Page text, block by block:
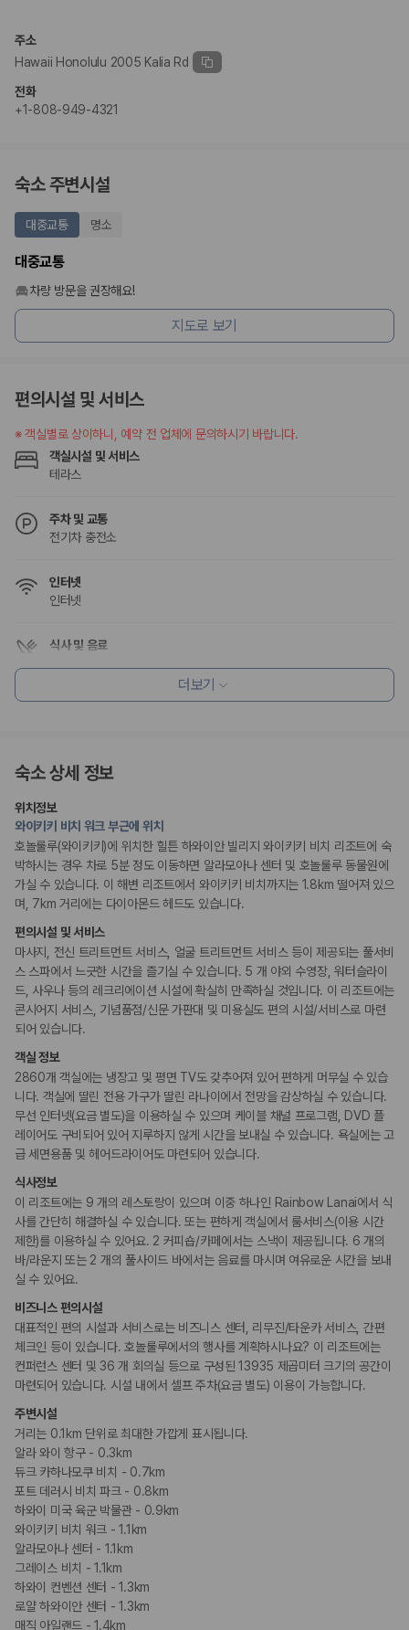
완전자차와 슈퍼자차는 업체별 보장 범위가 다를 수 있습니다. 카모아에서
는 제주 렌트카 가격과 함께 보험 조건을 비교해 여행 스타일에 맞는 보장
수준을 선택할 수 있습니다.
3. 제주공항 접근성과 셔틀 조건을 함께 확인하세요
하는 것이 좋습니다.
제주도 렌트카 차종별 가격비교
경차·소형차
혼자 또는 2인 여행에 적합하며 제주 렌트카 최저가를 찾는 사용자
가 가장 먼저 비교하는 차종입니다.
준중형·중형차
커플·친구 여행에서 많이 선택되며 가격과 승차감의 균형이 좋은 차
종입니다.
량 연식을 함께 비교하는 것이 좋습니다.
승합차·대형차
단체 여행이나 4인 이상 가족 여행에 적합하며 인원수, 짐 공간, 보
험 조건을 함께 확인해야 합니다.
제주렌트카 보험까지 비교해야 진짜 가격비교입
니다
건을 함께 확인할 수 있도록 돕습니다.
완전자차:보상 한도 내에서 면책금 부담이 줄어드는 보험 조건입니
슈퍼자차:더 높은 보장 조건을 원하는 사용자에게 적합합니다.
격비교 플랫폼입니다.
누적 이용 고객수
20,871,562명
사용자 리뷰
175,206건
예약 가능 차량
67,123대
전국 렌트카 지점
1,829 개
제주렌트카 가격비교 자주 묻는 질문
Q. 제주렌트카 가격비교는 카모아에서 어떻게 하나요?
A. 대여일, 반납일, 인수 지역을 선택하면 제주도 렌트카 업체별 가격, 차종,
보험 조건, 예약 가능 차량을 한 번에 비교할 수 있습니다.
Q. 제주 렌트카 최저가는 무엇을 기준으로 비교해야 하나요?
Q. 제주공항 근처 렌트카도 비교할 수 있나요?
Q. 제주 렌트카 가격비교 시 보험도 함께 비교할 수 있나요?
Q. 가족 여행에는 어떤 제주 렌트카를 비교해야 하나요?
제주렌트카 가격비교 주요 링크
제주도 렌트카 실시간 최저가 가격비교
제주 렌트카 예약
국내 렌트카 가격비교
해외 렌트카 가격비교
카모아 사이트맵
주소
Hawaii Honolulu 2005 Kalia Rd
전화
+1-808-949-4321
숙소 주변시설
대중교통 명소
대중교통
차량 방문을 권장해요!
지도로 보기
편의시설 및 서비스
※객실별로 상이하니, 예약 전 업체에 문의하시기 바랍니다.
객실시설 및 서비스
테라스
주차 및 교통
전기차 충전소
인터넷
인터넷
식사 및 음료
ATM/은행업무
엘리베이터
피크닉 공간
정원
리셉션 서비스
주차 대행
드라이클리닝/세탁서비스
콘시어지 서비스
간편 체크인/체크아웃
포터/벨보이
리무진 또는 타운카 서비스 이용가능
다국어 구사 가능 직원
웰빙 및 피트니스
사우나/스파
액티비티
골프시설
윈드서핑
자전거 대여
수영장
워터파크
스노쿨링
요가/필라테스
키즈
어린이 수영장
비즈니스
비즈니스 센터
컨퍼런스 센터
회의공간
연회장
장애인 편의시설
휠체어로 이용가능한 주차장
휠체어 이용 가능 화장실
휠체어로 이용 가능
흡연 시설
지정 흡연 구역
더보기
숙소 상세 정보
위치정보
와이키키 비치 워크 부근에 위치
호놀룰루(와이키키)에 위치한 힐튼 하와이안 빌리지 와이키키 비치 리조트에 숙
박하시는 경우 차로 5분 정도 이동하면 알라모아나 센터 및 호놀룰루 동물원에
가실 수 있습니다. 이 해변 리조트에서 와이키키 비치까지는 1.8km 떨어져 있으
며, 7km 거리에는 다이아몬드 헤드도 있습니다.
편의시설 및 서비스
마사지, 전신 트리트먼트 서비스, 얼굴 트리트먼트 서비스 등이 제공되는 풀서비
스 스파에서 느긋한 시간을 즐기실 수 있습니다. 5 개 야외 수영장, 워터슬라이
드, 사우나 등의 레크리에이션 시설에 확실히 만족하실 것입니다. 이 리조트에는
콘시어지 서비스, 기념품점/신문 가판대 및 미용실도 편의 시설/서비스로 마련
되어 있습니다.
객실 정보
2860개 객실에는 냉장고 및 평면 TV도 갖추어져 있어 편하게 머무실 수 있습
니다. 객실에 딸린 전용 가구가 딸린 라나이에서 전망을 감상하실 수 있습니다.
무선 인터넷(요금 별도)을 이용하실 수 있으며 케이블 채널 프로그램, DVD 플
레이어도 구비되어 있어 지루하지 않게 시간을 보내실 수 있습니다. 욕실에는 고
급 세면용품 및 헤어드라이어도 마련되어 있습니다.
식사정보
이 리조트에는 9 개의 레스토랑이 있으며 이중 하나인 Rainbow Lanai에서 식
사를 간단히 해결하실 수 있습니다. 또는 편하게 객실에서 룸서비스(이용 시간
제한)를 이용하실 수 있어요. 2 커피숍/카페에서는 스낵이 제공됩니다. 6 개의
바/라운지 또는 2 개의 풀사이드 바에서는 음료를 마시며 여유로운 시간을 보내
실 수 있어요.
비즈니스 편의시설
대표적인 편의 시설과 서비스로는 비즈니스 센터, 리무진/타운카 서비스, 간편
체크인 등이 있습니다. 호놀룰루에서의 행사를 계획하시나요? 이 리조트에는
컨퍼런스 센터 및 36 개 회의실 등으로 구성된 13935 제곱미터 크기의 공간이
마련되어 있습니다. 시설 내에서 셀프 주차(요금 별도) 이용이 가능합니다.
주변시설
거리는 0.1km 단위로 최대한 가깝게 표시됩니다.
알라 와이 항구 - 0.3km
듀크 카하나모쿠 비치 - 0.7km
포트 데러시 비치 파크 - 0.8km
하와이 미국 육군 박물관 - 0.9km
와이키키 비치 워크 - 1.1km
알라모아나 센터 - 1.1km
그레이스 비치 - 1.1km
하와이 컨벤션 센터 - 1.3km
로얄 하와이안 센터 - 1.3km
매직 아일랜드 - 1.4km